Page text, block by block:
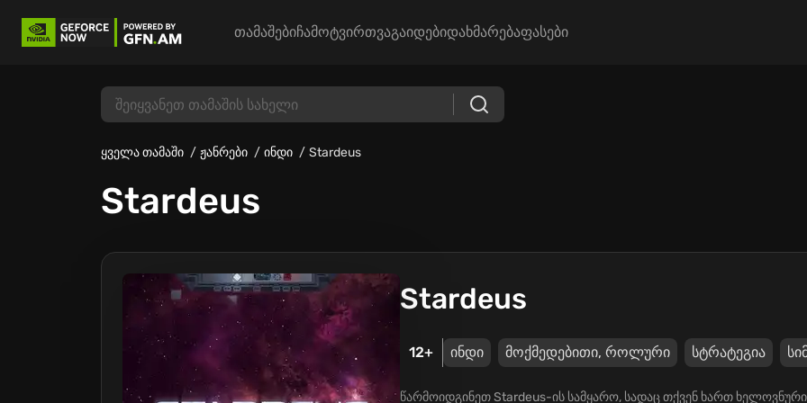
თამაშებიჩამოტვირთვაგაიდებიდახმარებაფასები
ყველა თამაში ჟანრები ინდი Stardeus
Stardeus
Stardeus
12+ ინდი მოქმედებითი, როლური სტრატეგია
წარმოიდგინეთ Stardeus-ის სამყარო, სადაც თქვენ ხართ